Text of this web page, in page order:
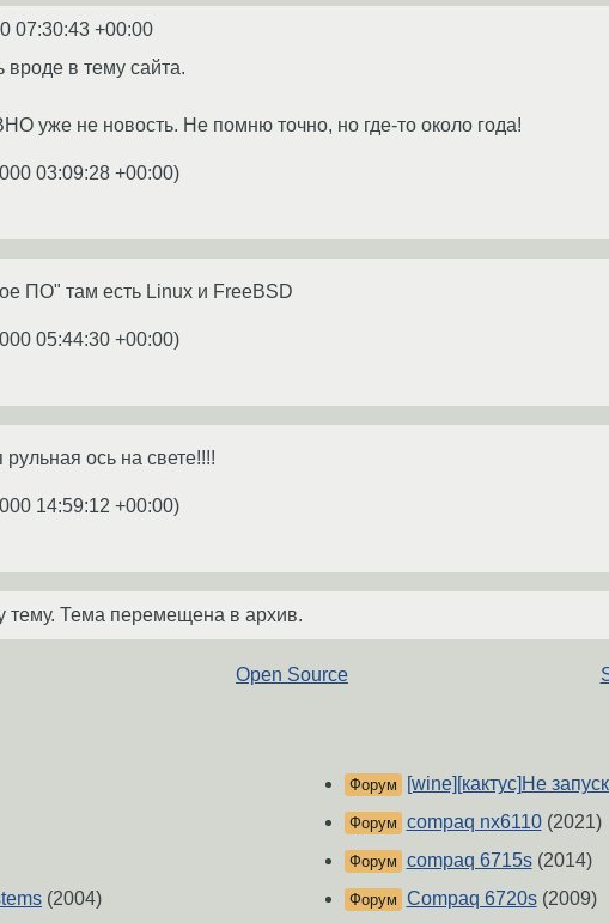
07:30:43 +00:00
вроде в тему сайта.
уже не новость. Не помню точно, но где-то около года!
03:09:28 +00:00)
ПО" там есть Linux и FreeBSD
05:44:30 +00:00)
ось на свете!!!!
14:59:12 +00:00)
тему. Тема перемещена в архив.
Open Source
(2004)
Форум [wine][кактус]Не
Форум compaq nx6110(2021)
Форум compaq 6715s(2014)
Форум Compaq 6720s(2009)